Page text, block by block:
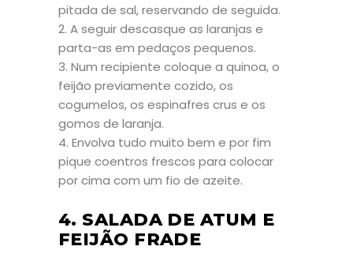
pitada de sal, reservando de seguida.
A seguir descasque as laranjas e
parta-as em pedaços pequenos.
Num recipiente coloque a quinoa, o
feijão previamente cozido, os
cogumelos, os espinafres crus e os
gomos de laranja.
Envolva tudo muito bem e por fim
pique coentros frescos para colocar
por cima com um fio de azeite.
4. SALADA DE ATUM E
FEIJÃO FRADE